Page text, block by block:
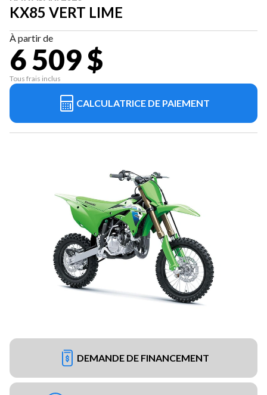
KX85 VERT LIME
À partir de
6 509 $
Tous frais inclus
CALCULATRICE DE PAIEMENT
DEMANDE DE FINANCEMENT